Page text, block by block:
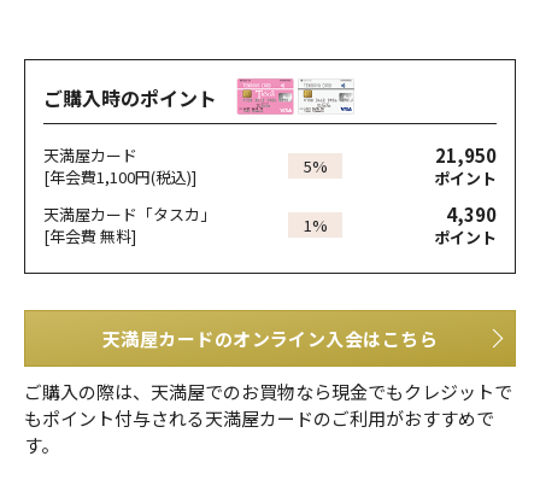
ご購入時のポイント
天満屋カード
[年会費1,100円(税込)]
5% 21,950
ポイント
天満屋カード「タスカ」
[年会費 無料]
1% 4,390
ポイント
天満屋カードのオンライン入会はこちら
ご購入の際は、天満屋でのお買物なら現金でもクレジットで
もポイント付与される天満屋カードのご利用がおすすめで
す。